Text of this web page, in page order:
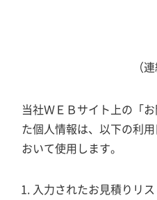
（
当社ＷＥＢサイト上の「
た個人情報は、以下の利
おいて使用します。
入力されたお見積りリ